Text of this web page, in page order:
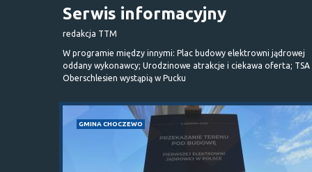
Serwis informacyjny
redakcja TTM
W programie między innymi: Plac budowy elektrowni jądrowej
oddany wykonawcy; Urodzinowe atrakcje i ciekawa oferta; TSA
Oberschlesien wystąpią w Pucku
GMINA CHOCZEWO